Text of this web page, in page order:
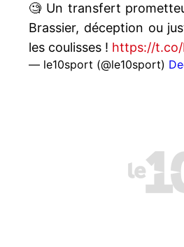
🧐 Un transfert
Brassier, déception ou
les coulisses ! https://t.co/
— le10sport (@le10sport)